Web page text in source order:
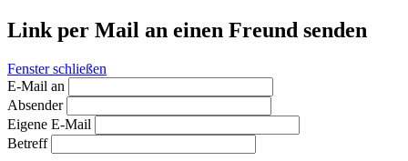
Link per Mail an einen Freund senden
Fenster schließen
E-Mail an
Absender
Eigene E-Mail
Betreff